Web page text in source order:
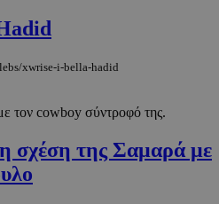
xwrise-i-bella-hadid
τον cowboy σύντροφό της.
σχέση της Σαμαρά με